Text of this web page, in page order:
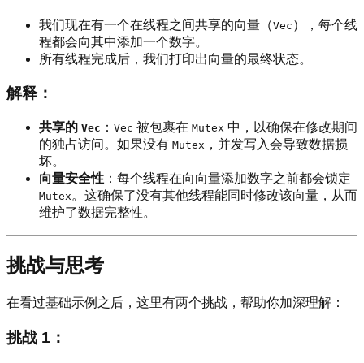
我们现在有一个在线程之间共享的向量（Vec ），每个线
程都会向其中添加一个数字。
所有线程完成后，我们打印出向量的最终状态。
解释：
共享的 Vec ： Vec 被包裹在 Mutex 中，以确保在修改期间
的独占访问。如果没有 Mutex ，并发写入会导致数据损
坏。
向量安全性 ：每个线程在向向量添加数字之前都会锁定
Mutex 。这确保了没有其他线程能同时修改该向量，从而
维护了数据完整性。
挑战与思考
在看过基础示例之后，这里有两个挑战，帮助你加深理解：
挑战 1：